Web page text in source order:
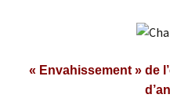
« Envahissement » de